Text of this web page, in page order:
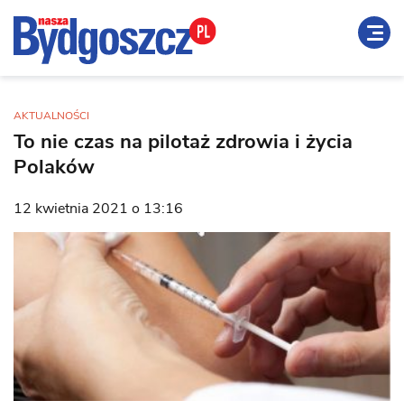
AKTUALNOŚCI
To nie czas na pilotaż zdrowia i życia
Polaków
12 kwietnia 2021 o 13:16